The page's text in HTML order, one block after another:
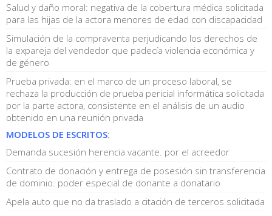
Salud y daño moral: negativa de la cobertura médica solicitada
para las hijas de la actora menores de edad con discapacidad
Simulación de la compraventa perjudicando los derechos de
la expareja del vendedor que padecía violencia económica y
de género
Prueba privada: en el marco de un proceso laboral, se
rechaza la producción de prueba pericial informática solicitada
por la parte actora, consistente en el análisis de un audio
obtenido en una reunión privada
MODELOS DE ESCRITOS:
Demanda sucesión herencia vacante. por el acreedor
Contrato de donación y entrega de posesión sin transferencia
de dominio. poder especial de donante a donatario
Apela auto que no da traslado a citación de terceros solicitada